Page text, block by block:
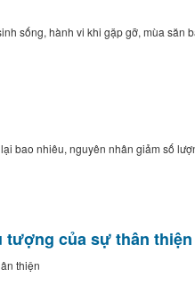
sống, hành vi khi gặp gỡ, mùa săn
bao nhiêu, nguyên nhân giảm số
tượng của sự thân thiện
thiện